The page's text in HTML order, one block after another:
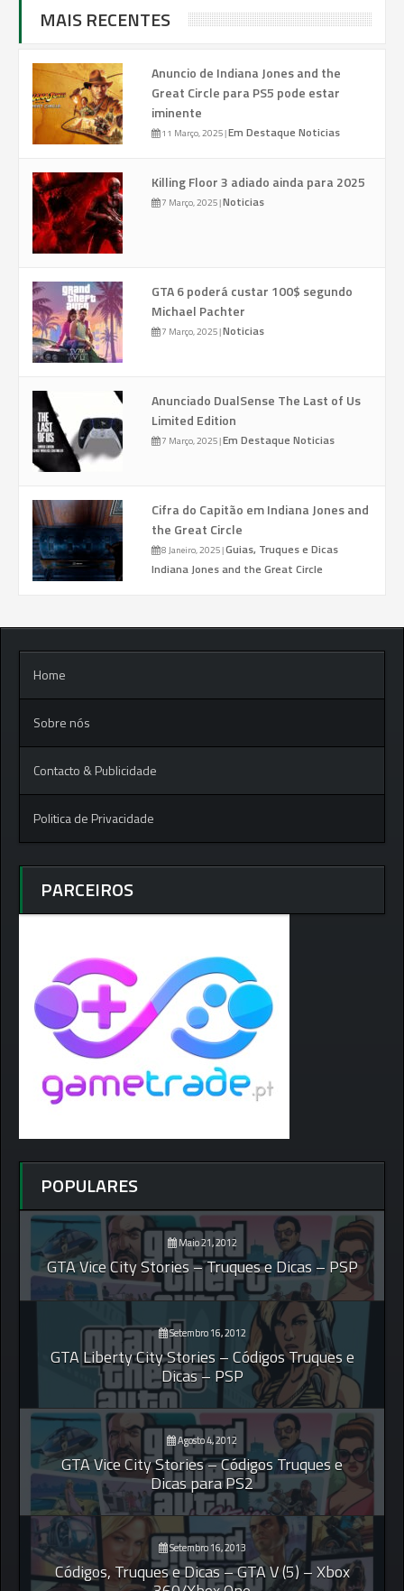
MAIS RECENTES
Anuncio de Indiana Jones and the
Great Circle para PS5 pode estar
iminente
11 Março, 2025|Em Destaque Noticias
Killing Floor 3 adiado ainda para 2025
7 Março, 2025|Noticias
GTA 6 poderá custar 100$ segundo
Michael Pachter
7 Março, 2025|Noticias
Anunciado DualSense The Last of Us
Limited Edition
7 Março, 2025|Em Destaque Noticias
Cifra do Capitão em Indiana Jones and
the Great Circle
8 Janeiro, 2025|Guias, Truques e Dicas
Indiana Jones and the Great Circle
Home
Sobre nós
Contacto & Publicidade
Politica de Privacidade
PARCEIROS
POPULARES
Maio 21, 2012
GTA Vice City Stories – Truques e Dicas – PSP
Setembro 16, 2012
GTA Liberty City Stories – Códigos Truques e
Dicas – PSP
Agosto 4, 2012
GTA Vice City Stories – Códigos Truques e
Dicas para PS2
Setembro 16, 2013
Códigos, Truques e Dicas – GTA V (5) – Xbox